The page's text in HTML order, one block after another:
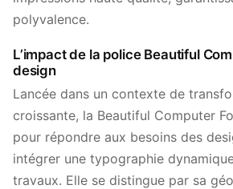
polyvalence.
L’impact de la police Beautiful
design
Lancée dans un contexte de
croissante, la Beautiful Computer
pour répondre aux besoins des
intégrer une typographie
travaux. Elle se distingue par sa